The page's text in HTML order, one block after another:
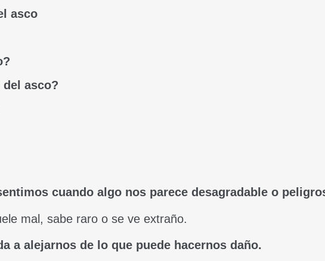
asco
del asco?
cuando algo nos parece desagradable o
mal, sabe raro o se ve extraño.
a alejarnos de lo que puede hacernos daño.